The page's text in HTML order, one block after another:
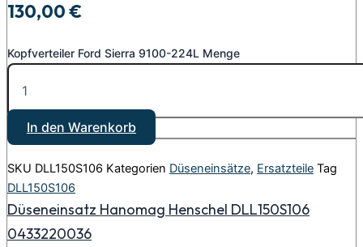
130,00€
Kopfverteiler Ford Sierra 9100-224L Menge
In den Warenkorb
SKU DLL150S106 Kategorien Düseneinsätze, Ersatzteile Tag
DLL150S106
Düseneinsatz Hanomag Henschel DLL150S106
0433220036